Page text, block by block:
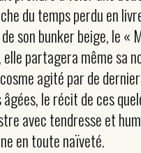
du temps perdu en
son bunker beige, le «
partagera même sa
agité par de
le récit de ces
avec tendresse et
en toute naïveté.